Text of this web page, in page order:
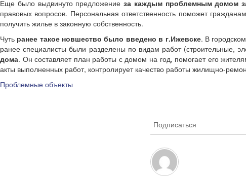
Еще было выдвинуто предложение за каждым проблемным домом
правовых вопросов. Персональная ответственность поможет
получить жилье в законную собственность.
Чуть ранее такое новшество было введено в г.Ижевске. В
ранее специалисты были разделены по видам работ (строительные,
дома. Он составляет план работы с домом на год, помогает его
акты выполненных работ, контролирует качество работы жилищно-
Проблемные объекты
Подписаться